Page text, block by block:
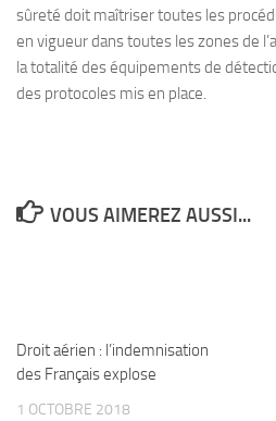
sûreté doit maîtriser toutes les
en vigueur dans toutes les zones de
la totalité des équipements de
des protocoles mis en place.
VOUS AIMEREZ AUSSI...
Droit aérien : l’indemnisation
des Français explose
1 OCTOBRE 2018